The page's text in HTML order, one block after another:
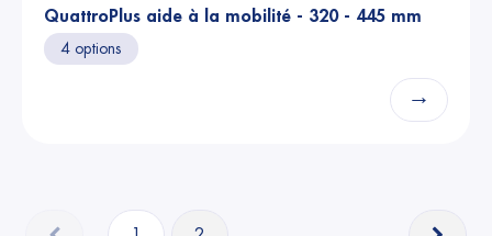
QuattroPlus aide à la mobilité - 320 - 445 mm
4 options
→